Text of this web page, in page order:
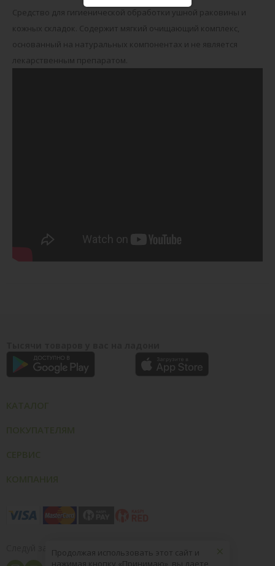
Средство для гигиенической обработки ушной раковины и
кожных складок. Содержит мягкий очищающий комплекс,
основанный на натуральных компонентах и не является
лекарственным препаратом.
Следуй за нами ×
Продолжая использовать этот сайт и
нажимая кнопку «Принимаю», вы даете